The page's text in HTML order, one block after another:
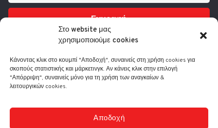
Στο website μας
χρησιμοποιούμε cookies
Κάνοντας κλικ στο κουμπί "Αποδοχή", συναινείς στη χρήση cookies για
σκοπούς στατιστικής και μάρκετινγκ. Αν κάνεις κλικ στην επιλογή
"Απόρριψη", συναινείς μόνο για τη χρήση των αναγκαίων &
λειτουργικών cookies.
Αποδοχή
Εγγραφή
Τηλ.: 210 3416200
Δευ - Παρ: 9:30 - 18:00